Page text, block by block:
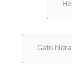
Gato